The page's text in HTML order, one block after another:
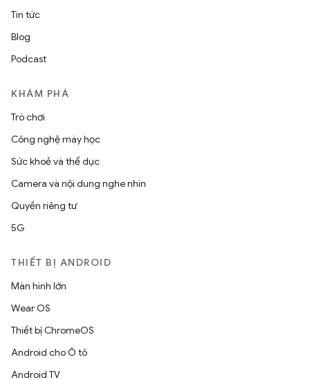
Tin tức
Blog
Podcast
KHÁM PHÁ
Trò chơi
Công nghệ máy học
Sức khoẻ và thể dục
Camera và nội dung nghe nhìn
Quyền riêng tư
5G
THIẾT BỊ ANDROID
Màn hình lớn
Wear OS
Thiết bị ChromeOS
Android cho Ô tô
Android TV